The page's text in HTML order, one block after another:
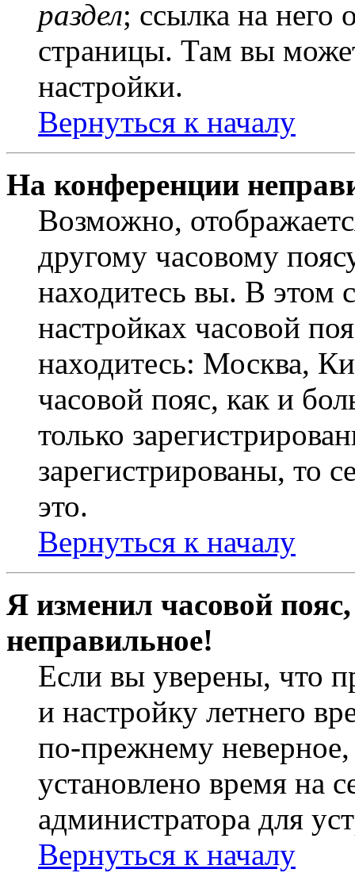
раздел; ссылка на него
страницы. Там вы
настройки.
Вернуться к началу
На конференции
Возможно,
другому часовому
находитесь вы. В этом
настройках часовой
находитесь: Москва,
часовой пояс, как и
только
зарегистрированы, то
это.
Вернуться к началу
Я изменил часовой
неправильное!
Если вы уверены, что
и настройку летнего
по-прежнему неверное,
установлено время на
администратора для
Вернуться к началу